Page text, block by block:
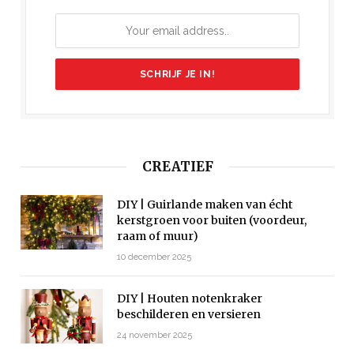
CREATIEF
DIY | Guirlande maken van écht
kerstgroen voor buiten (voordeur,
raam of muur)
10 december 2025
DIY | Houten notenkraker
beschilderen en versieren
24 november 2025